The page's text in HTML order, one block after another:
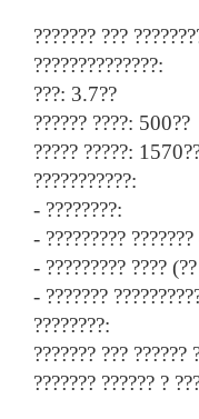
??????? ???
??????????????:
???: 3.7??
?????? ????: 500??
????? ?????:
???????????:
- ????????:
- ?????????
- ????????? ????
- ???????
????????:
??????? ??? ??????
??????? ?????? ?